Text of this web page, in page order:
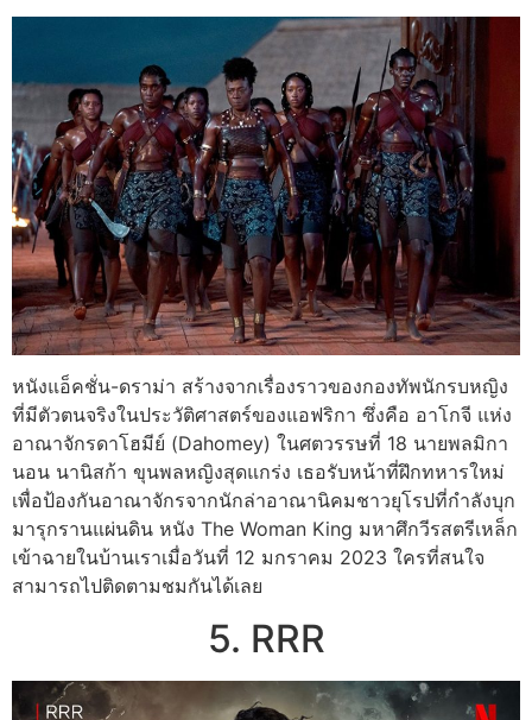
หนังแอ็คชั่น-ดราม่า สร้างจากเรื่องราวของกองทัพนักรบหญิง
ที่มีตัวตนจริงในประวัติศาสตร์ของแอฟริกา ซึ่งคือ อาโกจี แห่ง
อาณาจักรดาโฮมีย์ (Dahomey) ในศตวรรษที่ 18 นายพลมิกา
นอน นานิสก้า ขุนพลหญิงสุดแกร่ง เธอรับหน้าที่ฝึกทหารใหม่
เพื่อป้องกันอาณาจักรจากนักล่าอาณานิคมชาวยุโรปที่กำลังบุก
มารุกรานแผ่นดิน หนัง The Woman King มหาศึกวีรสตรีเหล็ก
เข้าฉายในบ้านเราเมื่อวันที่ 12 มกราคม 2023 ใครที่สนใจ
สามารถไปติดตามชมกันได้เลย
5. RRR